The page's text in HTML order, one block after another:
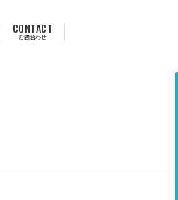
CONTACT
お問合わせ